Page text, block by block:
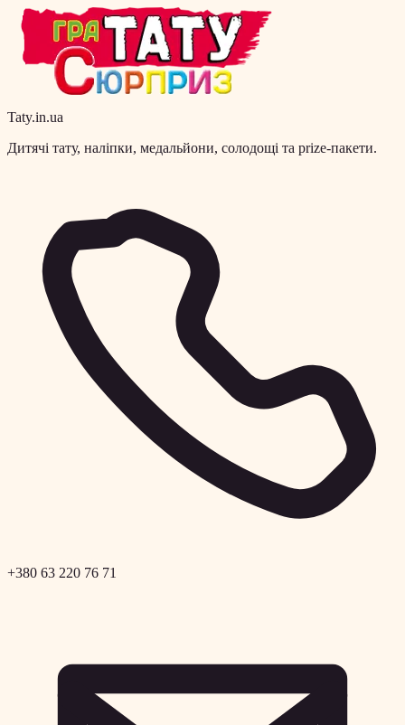
Taty.in.ua
Дитячі тату, наліпки, медальйони, солодощі та prize-пакети.
+380 63 220 76 71